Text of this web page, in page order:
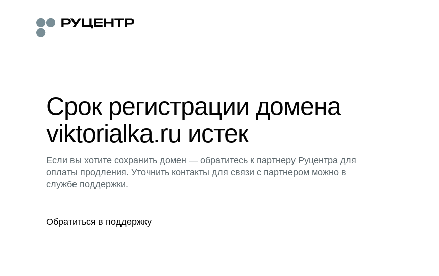
Срок регистрации домена
viktorialka.ru истек
Если вы хотите сохранить домен — обратитесь к партнеру Руцентра для
оплаты продления. Уточнить контакты для связи с партнером можно в
службе поддержки.
Обратиться в поддержку